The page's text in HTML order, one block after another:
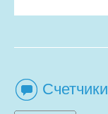
Счетчики